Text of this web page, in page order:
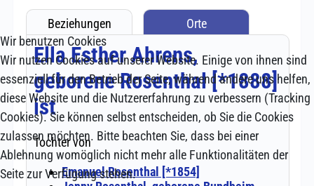
Wir benutzen Cookies
Wir nutzen Cookies auf unserer Website. Einige von ihnen sind
essenziell für den Betrieb der Seite, während andere uns helfen,
diese Website und die Nutzererfahrung zu verbessern (Tracking
Cookies). Sie können selbst entscheiden, ob Sie die Cookies
zulassen möchten. Bitte beachten Sie, dass bei einer
Ablehnung womöglich nicht mehr alle Funktionalitäten der
Seite zur Verfügung stehen.